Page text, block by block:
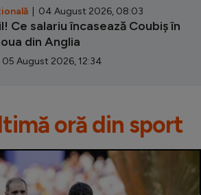
| 04 August 2026, 08:03
Ce salariu încasează Coubiș în
din Anglia
05 August 2026, 12:34
oră din sport